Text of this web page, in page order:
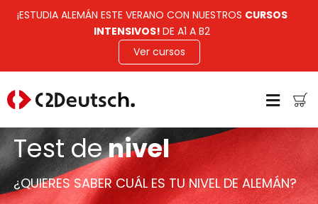
¡ESTUDIA ALEMÁN ESTE VERANO CON NUESTROS CURSOS
INTENSIVOS! DE A1 A B2
Ver cursos
Test denivel
¿QUIERES SABER CUÁL ES TU NIVEL DE ALEMÁN?